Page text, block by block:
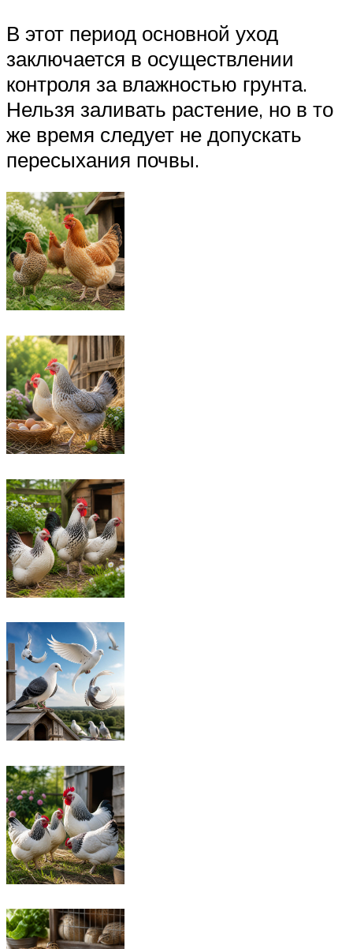
В этот период основной уход
заключается в осуществлении
контроля за влажностью грунта.
Нельзя заливать растение, но в то
же время следует не допускать
пересыхания почвы.